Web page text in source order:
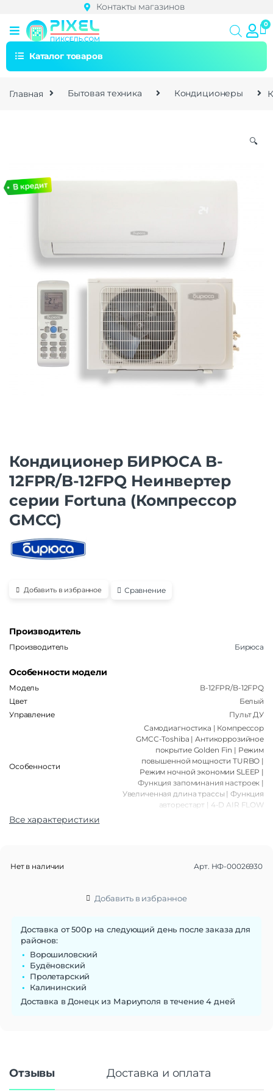
Контакты магазинов
Каталог товаров
Главная Бытовая техника Кондиционеры
🔍
Кондиционер БИРЮСА B-
12FPR/B-12FPQ Неинвертер
серии Fortuna (Компрессор
GMCC)
Добавить в избранное Сравнение
Производитель
Производитель Бирюса
Особенности модели
Модель
B-12FPR/B-12FPQ
Цвет
Белый
Управление
Пульт ДУ
Особенности
Самодиагностика | Компрессор
GMCC-Toshiba | Антикоррозийное
покрытие Golden Fin | Режим
повышенной мощности TURBO |
Режим ночной экономии SLEEP |
Функция запоминания настроек |
Увеличенная длина трассы | Функция
авторестарт | 4-D AIR FLOW
Габариты
Размеры внутреннего блока
Вес внутреннего блока
~8 кг
Беспроводные технологии
Поддержка Wi-Fi
Питание
Потребляемая мощность
1010 Вт (охлаждение) | 1106 Вт (нагрев)
Основные характеристики
Таймер вкл./выкл.
Есть
Все характеристики
Нет в наличии Арт. НФ-00026930
Добавить в избранное
Доставка от 500р на следующий день после заказа для
районов:
Ворошиловский
Будёновский
Пролетарский
Калининский
Доставка в Донецк из Мариуполя в течение 4 дней
Отзывы Доставка и оплата